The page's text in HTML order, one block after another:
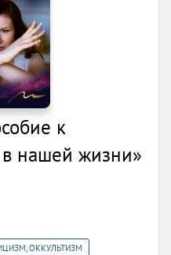
к
нашей жизни»
ОККУЛЬТИЗМ